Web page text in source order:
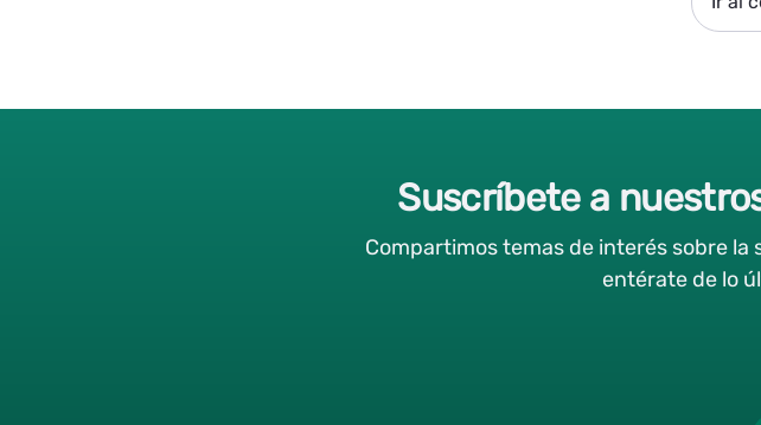
Suscríbete a
Compartimos temas de interés sobre
entérate de lo